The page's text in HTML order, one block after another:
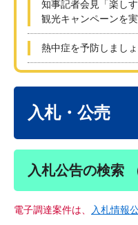
知事記者会見「楽し
観光キャンペーンを
熱中症を予防しましょ
入札・公売
入札公告の検索
電子調達案件は、 入札情報